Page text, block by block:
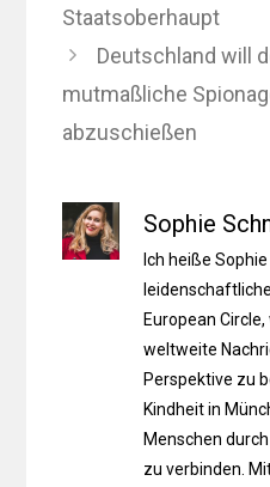
Staatsoberhaupt
Deutschland will
mutmaßliche
abzuschießen
Sophie
Ich heiße
European
weltweite
Perspektive zu
Kindheit in
Menschen
zu verbinden.